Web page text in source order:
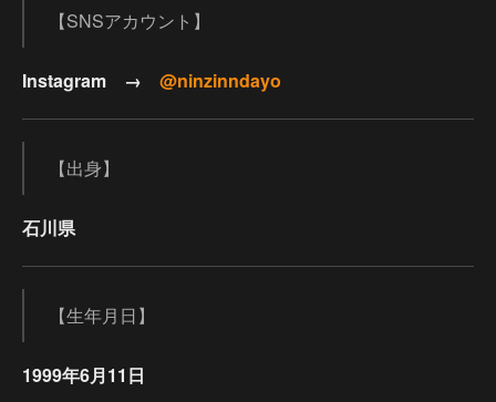
【SNSアカウント】
Instagram → @ninzinndayo
【出身】
石川県
【生年月日】
1999年6月11日